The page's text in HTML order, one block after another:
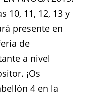
10, 11, 12, 13 y
presente en
de
a nivel
¡Os
4 en la